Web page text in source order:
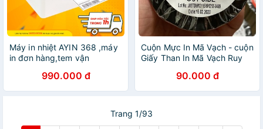
Máy in nhiệt AYIN 368 ,máy
in đơn hàng,tem vận
990.000 đ
Cuộn Mực In Mã Vạch - cuộn
Giấy Than In Mã Vạch Ruy
Premium NW21
110mmx300m
90.000 đ
Trang 1/93